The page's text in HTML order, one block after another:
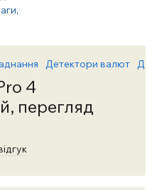
Детектори валют
4
перегляд